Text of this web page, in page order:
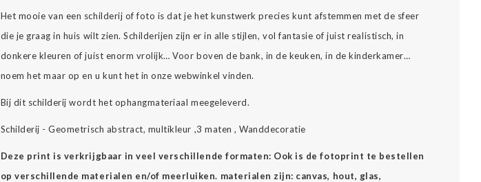
Het mooie van een schilderij of foto is dat je het kunstwerk precies kunt afstemmen met de sfeer
die je graag in huis wilt zien. Schilderijen zijn er in alle stijlen, vol fantasie of juist realistisch, in
donkere kleuren of juist enorm vrolijk… Voor boven de bank, in de keuken, in de kinderkamer…
noem het maar op en u kunt het in onze webwinkel vinden.
Bij dit schilderij wordt het ophangmateriaal meegeleverd.
Schilderij - Geometrisch abstract, multikleur ,3 maten , Wanddecoratie
Deze print is verkrijgbaar in veel verschillende formaten: Ook is de fotoprint te bestellen
op verschillende materialen en/of meerluiken. materialen zijn: canvas, hout, glas,